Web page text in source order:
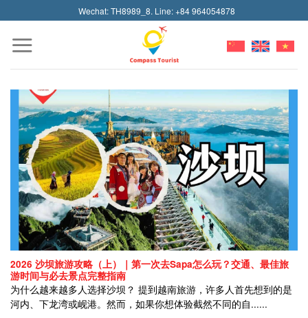
to
content
Wechat: TH8989_8. Line: +84 964054878
2026 沙坝旅游攻略（上）｜第一次去Sapa怎么玩？交通、最佳旅
游时间与必去景点完整指南
为什么越来越多人选择沙坝？ 提到越南旅游，许多人首先想到的是
河内、下龙湾或岘港。然而，如果你想体验截然不同的自......